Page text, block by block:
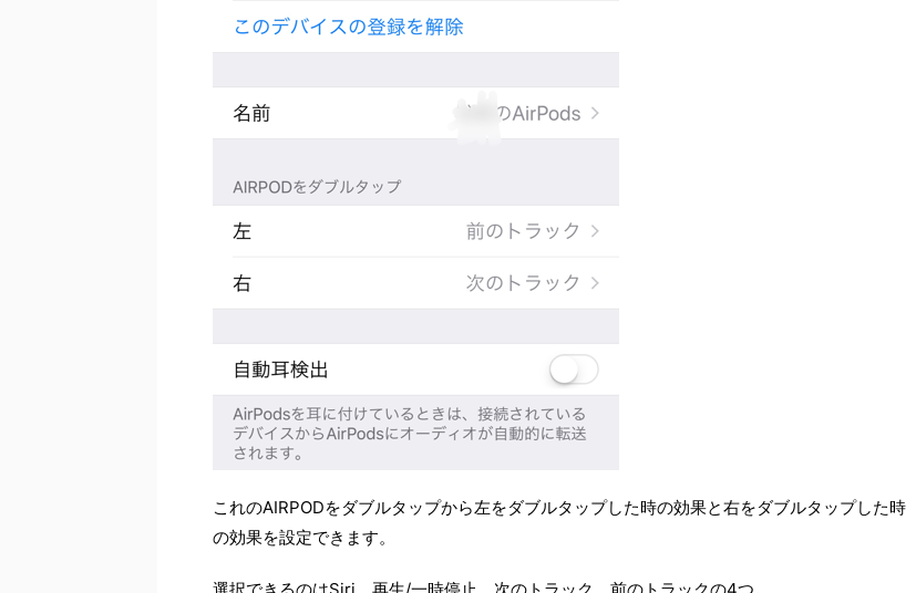
これのAIRPODをダブルタップから左をダブルタップした時の効果と右をダブルタップした時
の効果を設定できます。